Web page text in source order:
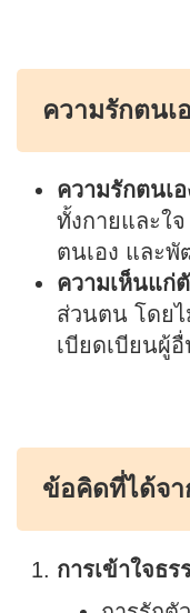
ความรักตนเ
ความรักตนเอ
ทั้งกายและใ
ตนเอง และ
ความเห็นแก่
ส่วนตน โดยไ
เบียดเบียนผู้
ข้อคิดที่ได้จ
การเข้าใจธ